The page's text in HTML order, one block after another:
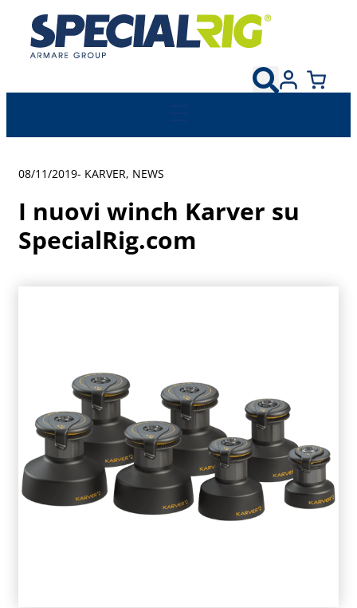
08/11/2019- KARVER, NEWS
I nuovi winch Karver su
SpecialRig.com